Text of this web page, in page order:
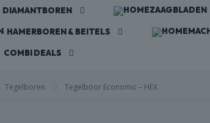
DIAMANTBOREN
HAMERBOREN & BEITELS
COMBI DEALS
Tegelboren Tegelboor Economic – HEX